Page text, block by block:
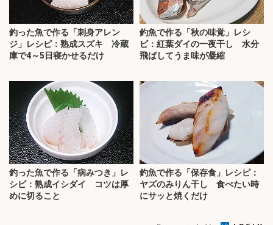
釣った魚で作る「刺身アレン
ジ」レシピ：熟成スズキ 冷蔵
庫で4～5日寝かせるだけ
釣魚で作る「秋の味覚」レシ
ピ：紅葉ダイの一夜干し 水分
飛ばしてうま味が凝縮
釣った魚で作る「病みつき」レ
シピ：熟成イシダイ コツは厚
めに切ること
釣魚で作る「保存食」レシピ：
ヤズのみりん干し 食べたい時
にサッと焼くだけ